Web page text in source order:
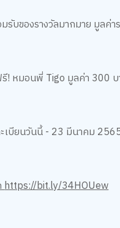
รับของรางวัลมากมาย มูลค่
! หมอนพี่ Tigo มูลค่า 300 บ
เบียนวันนี้ - 23 มีนาคม
https://bit.ly/34HOUew